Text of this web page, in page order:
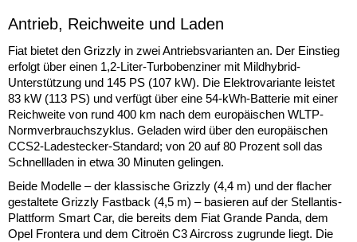
Antrieb, Reichweite und Laden
Fiat bietet den Grizzly in zwei Antriebsvarianten an. Der Einstieg
erfolgt über einen 1,2-Liter-Turbobenziner mit Mildhybrid-
Unterstützung und 145 PS (107 kW). Die Elektrovariante leistet
83 kW (113 PS) und verfügt über eine 54-kWh-Batterie mit einer
Reichweite von rund 400 km nach dem europäischen WLTP-
Normverbrauchszyklus. Geladen wird über den europäischen
CCS2-Ladestecker-Standard; von 20 auf 80 Prozent soll das
Schnellladen in etwa 30 Minuten gelingen.
Beide Modelle – der klassische Grizzly (4,4 m) und der flacher
gestaltete Grizzly Fastback (4,5 m) – basieren auf der Stellantis-
Plattform Smart Car, die bereits dem Fiat Grande Panda, dem
Opel Frontera und dem Citroën C3 Aircross zugrunde liegt. Die